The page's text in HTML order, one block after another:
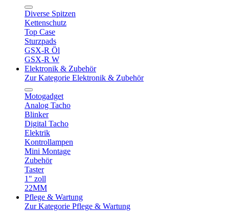
Diverse Spitzen
Kettenschutz
Top Case
Sturzpads
GSX-R Öl
GSX-R W
Elektronik & Zubehör
Zur Kategorie Elektronik & Zubehör
Motogadget
Analog Tacho
Blinker
Digital Tacho
Elektrik
Kontrollampen
Mini Montage
Zubehör
Taster
1" zoll
22MM
Pflege & Wartung
Zur Kategorie Pflege & Wartung